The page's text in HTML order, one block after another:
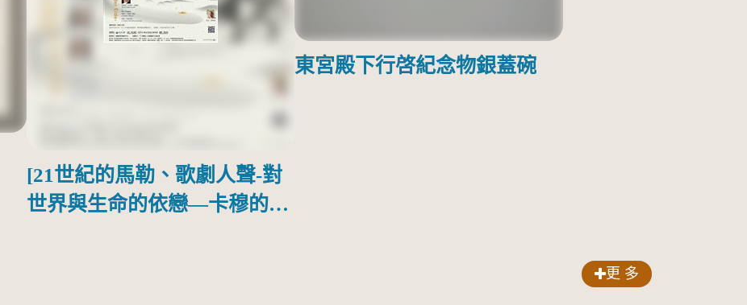
[21世紀的馬勒、歌劇人聲-對
世界與生命的依戀—卡穆的馬
東宮殿下行啓紀念物銀蓋碗
更 多